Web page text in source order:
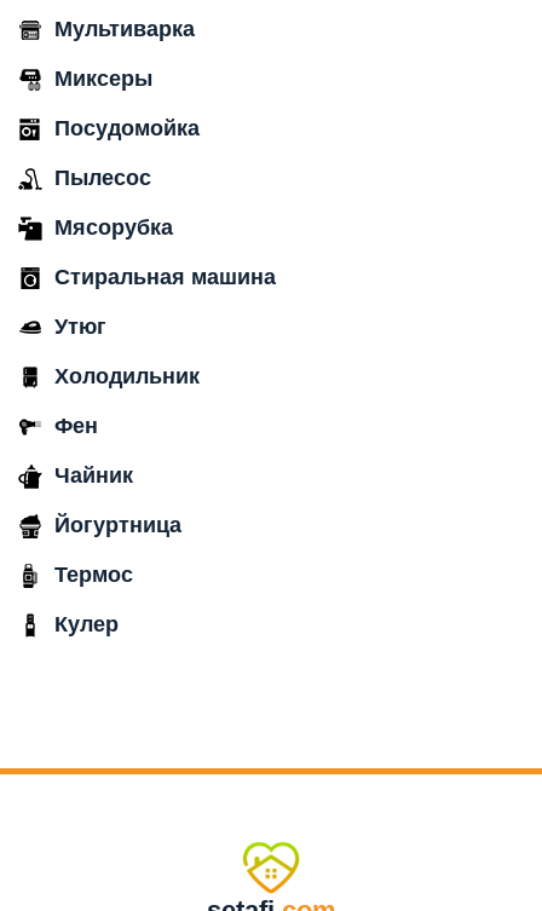
Мультиварка
Миксеры
Посудомойка
Пылесос
Мясорубка
Стиральная машина
Утюг
Холодильник
Фен
Чайник
Йогуртница
Термос
Кулер